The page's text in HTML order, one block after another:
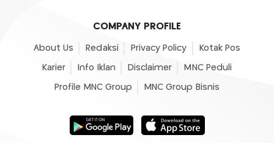
COMPANY PROFILE
About Us Redaksi Privacy Policy Kotak Pos
Karier Info Iklan Disclaimer MNC Peduli
Profile MNC Group MNC Group Bisnis